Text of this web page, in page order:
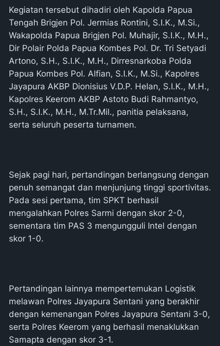
Kegiatan tersebut dihadiri oleh Kapolda Papua
Tengah Brigjen Pol. Jermias Rontini, S.I.K., M.Si.,
Wakapolda Papua Brigjen Pol. Muhajir, S.I.K., M.H.,
Dir Polair Polda Papua Kombes Pol. Dr. Tri Setyadi
Artono, S.H., S.I.K., M.H., Dirresnarkoba Polda
Papua Kombes Pol. Alfian, S.I.K., M.Si., Kapolres
Jayapura AKBP Dionisius V.D.P. Helan, S.I.K., M.H.,
Kapolres Keerom AKBP Astoto Budi Rahmantyo,
S.H., S.I.K., M.H., M.Tr.Mil., panitia pelaksana,
serta seluruh peserta turnamen.
Sejak pagi hari, pertandingan berlangsung dengan
penuh semangat dan menjunjung tinggi sportivitas.
Pada sesi pertama, tim SPKT berhasil
mengalahkan Polres Sarmi dengan skor 2-0,
sementara tim PAS 3 mengungguli Intel dengan
skor 1-0.
Pertandingan lainnya mempertemukan Logistik
melawan Polres Jayapura Sentani yang berakhir
dengan kemenangan Polres Jayapura Sentani 3-0,
serta Polres Keerom yang berhasil menaklukkan
Samapta dengan skor 3-1.